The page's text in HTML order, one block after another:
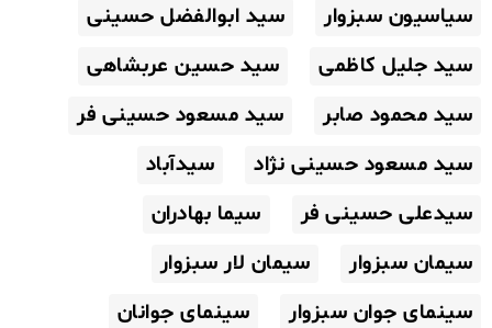
سیاسیون سبزوار
سید ابوالفضل حسینی
سید جلیل کاظمی
سید حسین عربشاهی
سید محمود صابر
سید مسعود حسینی فر
سید مسعود حسینی نژاد
سیدآباد
سیدعلی حسینی فر
سیما بهادران
سیمان سبزوار
سیمان لار سبزوار
سینمای جوان سبزوار
سینمای جوانان